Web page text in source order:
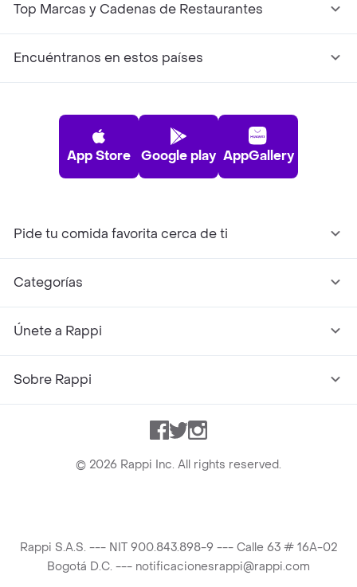
Top Marcas y Cadenas de Restaurantes
Encuéntranos en estos países
App Store Google play AppGallery
Pide tu comida favorita cerca de ti
Categorías
Únete a Rappi
Sobre Rappi
Facebook
TwitterInstagram
© 2026 Rappi Inc. All rights reserved.
Rappi S.A.S. --- NIT 900.843.898-9 --- Calle 63 # 16A-02
Bogotá D.C. --- notificacionesrappi@rappi.com